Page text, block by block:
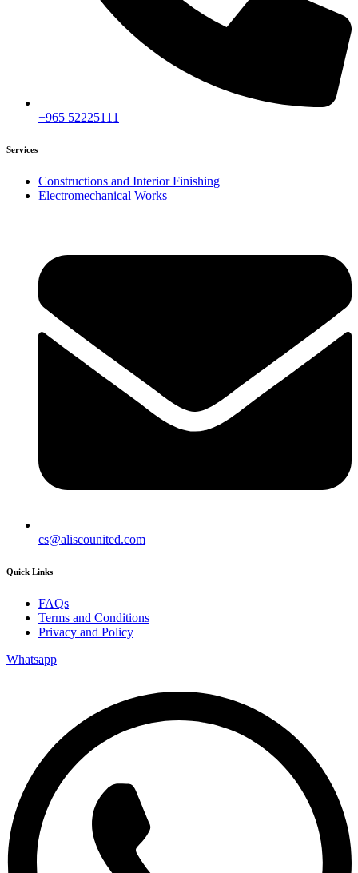
+965 52225111
Services
Constructions and Interior Finishing
Electromechanical Works
cs@aliscounited.com
Quick Links
FAQs
Terms and Conditions
Privacy and Policy
Whatsapp